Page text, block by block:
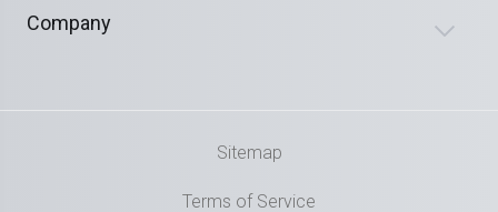
Company
Sitemap
Terms of Service